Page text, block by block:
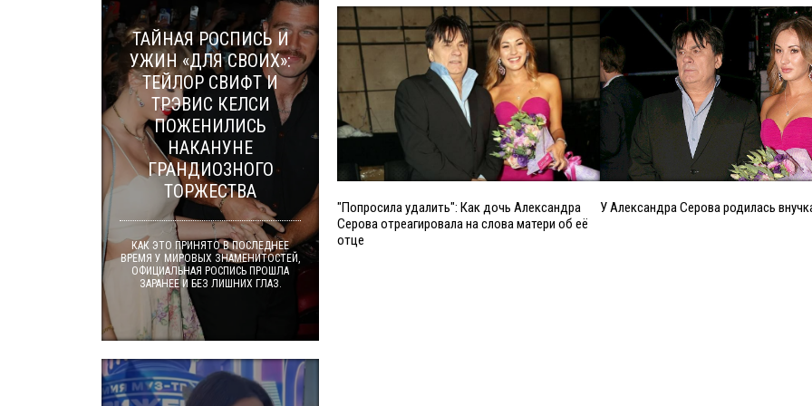
"Попросила удалить": Как дочь Александра
Серова отреагировала на слова матери об её
отце
У Александра Серова родилась
ТАЙНАЯ РОСПИСЬ И
УЖИН «ДЛЯ СВОИХ»:
ТЕЙЛОР СВИФТ И
ТРЭВИС КЕЛСИ
ПОЖЕНИЛИСЬ
НАКАНУНЕ
ГРАНДИОЗНОГО
ТОРЖЕСТВА
КАК ЭТО ПРИНЯТО В ПОСЛЕДНЕЕ
ВРЕМЯ У МИРОВЫХ ЗНАМЕНИТОСТЕЙ,
ОФИЦИАЛЬНАЯ РОСПИСЬ ПРОШЛА
ЗАРАНЕЕ И БЕЗ ЛИШНИХ ГЛАЗ.